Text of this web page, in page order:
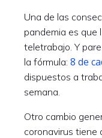
Una de las
pandemia es que
teletrabajo. Y
la fórmula: 8 de
dispuestos a
semana.
Otro cambio
coronavirus tiene